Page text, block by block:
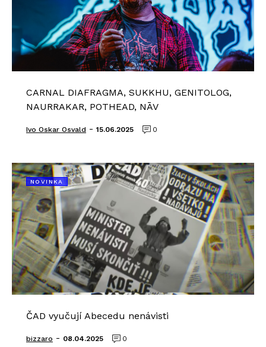
CARNAL DIAFRAGMA, SUKKHU, GENITOLOG,
NAURRAKAR, POTHEAD, NĀV
Ivo Oskar Osvald - 15.06.2025 0
NOVINKA
ČAD vyučují Abecedu nenávisti
bizzaro - 08.04.2025 0